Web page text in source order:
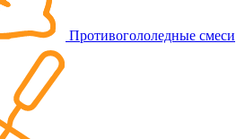
Противогололедные смеси